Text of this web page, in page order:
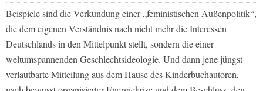
Beispiele sind die Verkündung einer „feministischen Außenpolitik“,
die dem eigenen Verständnis nach nicht mehr die Interessen
Deutschlands in den Mittelpunkt stellt, sondern die einer
weltumspannenden Geschlechtsideologie. Und dann jene jüngst
verlautbarte Mitteilung aus dem Hause des Kinderbuchautoren,